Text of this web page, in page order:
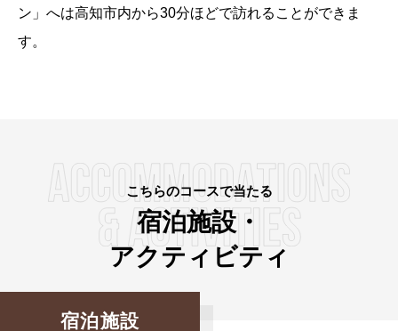
ン」へは高知市内から30分ほどで訪れることができま
す。
こちらのコースで当たる
宿泊施設・
アクティビティ
宿泊施設